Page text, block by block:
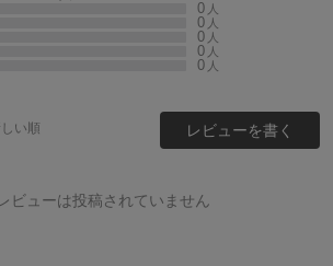
0 人
0 人
0 人
0 人
0 人
い順 レビューを書く
ビューは投稿されていません